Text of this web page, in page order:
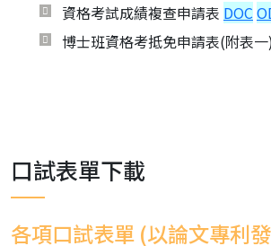
資格考試成績複查申請表 DOC
博士班資格考抵免申請表(附表
口試表單下載
各項口試表單 (以論文專利